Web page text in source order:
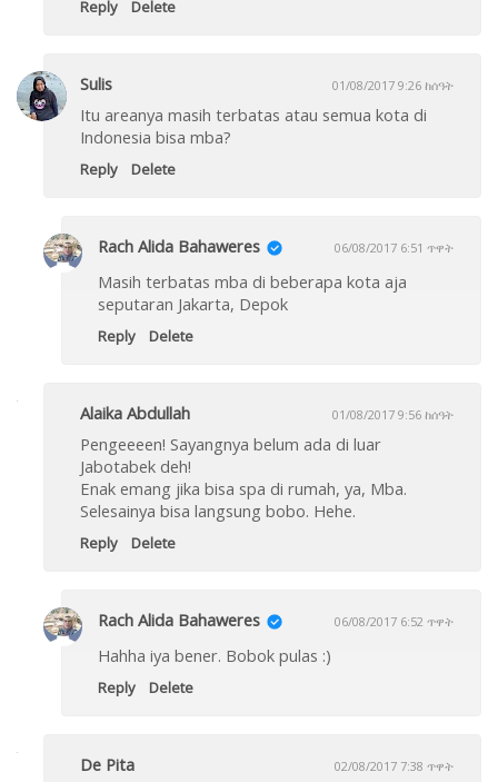
Reply Delete
Sulis 01/08/2017 9:26 ከሰዓት
Itu areanya masih terbatas atau semua kota di
Indonesia bisa mba?
Reply Delete
Rach Alida Bahaweres 06/08/2017 6:51 ጥዋት
Masih terbatas mba di beberapa kota aja
seputaran Jakarta, Depok
Reply Delete
Alaika Abdullah 01/08/2017 9:56 ከሰዓት
Pengeeeen! Sayangnya belum ada di luar
Jabotabek deh!
Enak emang jika bisa spa di rumah, ya, Mba.
Selesainya bisa langsung bobo. Hehe.
Reply Delete
Rach Alida Bahaweres 06/08/2017 6:52 ጥዋት
Hahha iya bener. Bobok pulas :)
Reply Delete
De Pita 02/08/2017 7:38 ጥዋት